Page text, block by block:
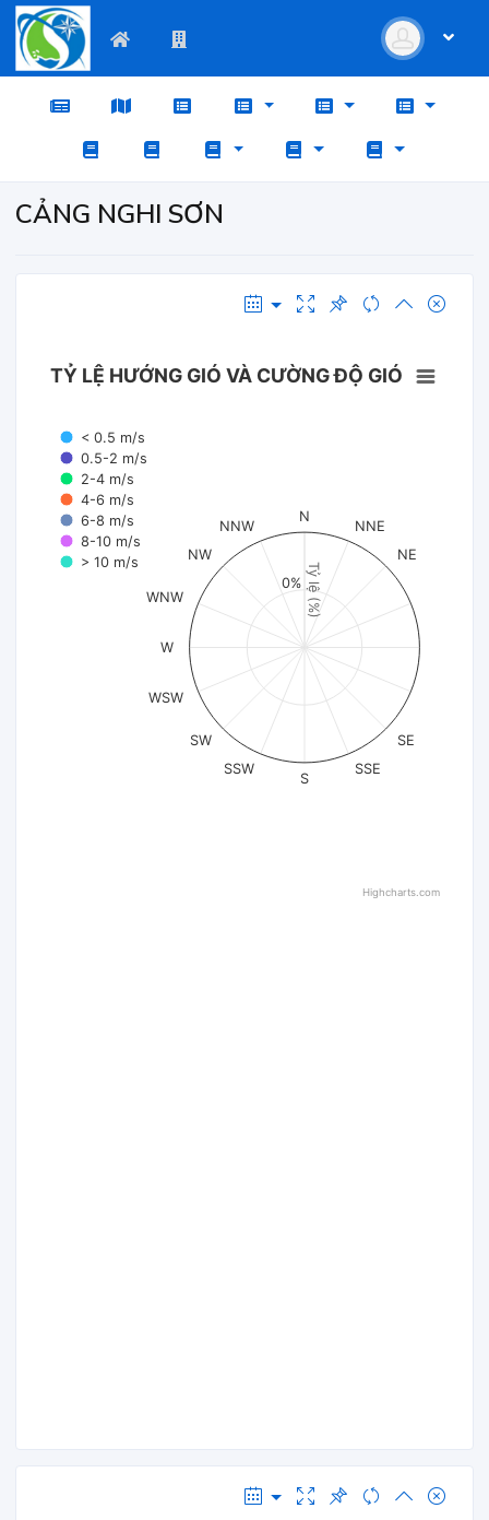
CẢNG NGHI SƠN
Tỷ lệ (%)
TỶ LỆ HƯỚNG GIÓ VÀ CƯỜNG ĐỘ GIÓ
< 0.5 m/s
0.5-2 m/s
2-4 m/s
4-6 m/s
6-8 m/s
8-10 m/s
> 10 m/s
N
NNE
NE
SE
SSE
S
SSW
SW
WSW
W
WNW
NW
NNW
0%
Highcharts.com